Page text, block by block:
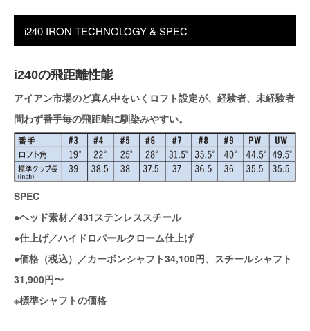
i240 IRON TECHNOLOGY & SPEC
i240の飛距離性能
アイアン市場のど真ん中をいくロフト設定が、経験者、未経験者
問わず番手毎の飛距離に馴染みやすい。
SPEC
●ヘッド素材／431ステンレススチール
●仕上げ／ハイドロパールクローム仕上げ
●価格（税込）／カーボンシャフト34,100円、スチールシャフト
31,900円〜
※標準シャフトの価格